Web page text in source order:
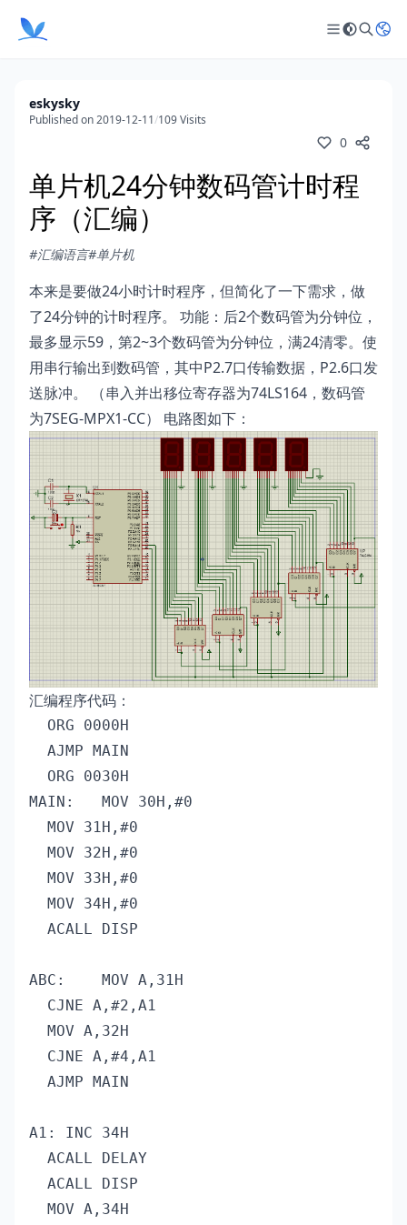
eskysky
Published on 2019-12-11/109 Visits
0
单片机24分钟数码管计时程
序（汇编）
#汇编语言#单片机
本来是要做24小时计时程序，但简化了一下需求，做
了24分钟的计时程序。 功能：后2个数码管为分钟位，
最多显示59，第2~3个数码管为分钟位，满24清零。使
用串行输出到数码管，其中P2.7口传输数据，P2.6口发
送脉冲。 （串入并出移位寄存器为74LS164，数码管
为7SEG-MPX1-CC） 电路图如下：
汇编程序代码：
  ORG 0000H
  AJMP MAIN
  ORG 0030H
MAIN:	MOV 30H,#0
  MOV 31H,#0
  MOV 32H,#0
  MOV 33H,#0
  MOV 34H,#0
  ACALL DISP
ABC:	MOV A,31H
  CJNE A,#2,A1
  MOV A,32H
  CJNE A,#4,A1
  AJMP MAIN
A1:	INC 34H
  ACALL DELAY
  ACALL DISP
  MOV A,34H